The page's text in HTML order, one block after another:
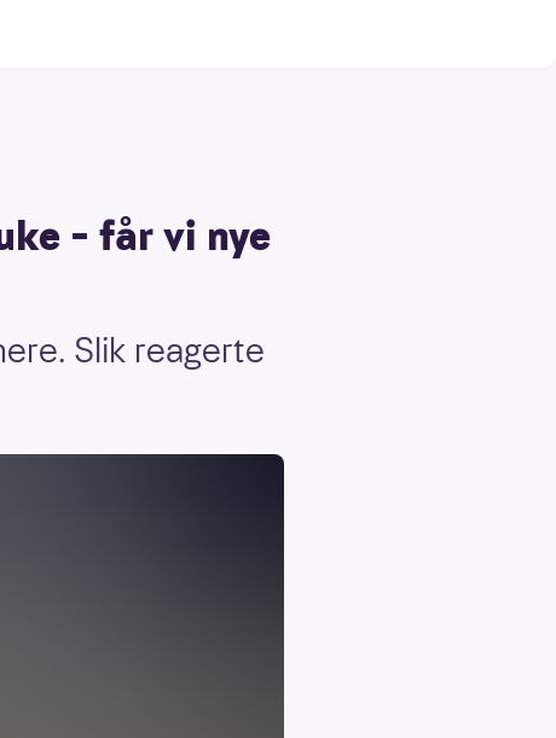
– får vi nye
Slik reagerte